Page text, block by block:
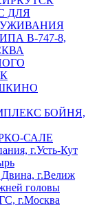
ДЛЯ
В-747-8,
БОЙНЯ,
САЛЕ
г.Усть-Кут
Двина, г.Велиж
головы
г.Москва